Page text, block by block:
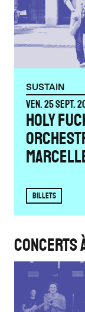
SUSTAIN
VENDREDI
VEN. 25SEPT.
HOLY
BILLETS
Concerts